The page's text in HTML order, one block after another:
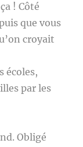
! Côté
que vous
croyait
écoles,
par les
Obligé